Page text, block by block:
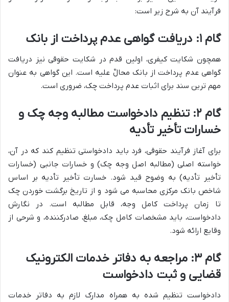
فرآیند آن به شرح زیر است:
گام ۱: دریافت گواهی عدم پرداخت از بانک
همچون شکایت کیفری، اولین قدم در شکایت حقوقی نیز دریافت
گواهی عدم پرداخت از بانک محالٌ علیه است. این گواهی به عنوان
مهم ترین سند برای اثبات عدم پرداخت چک، ضروری است.
گام ۲: تنظیم دادخواست مطالبه وجه چک و
خسارات تأخیر تأدیه
برای آغاز فرآیند حقوقی، فرد باید دادخواستی تنظیم کند که در آن،
خواسته اصلی (مطالبه اصل وجه چک) و خسارات جانبی (خسارات
تأخیر تأدیه) به وضوح قید شود. خسارت تأخیر تأدیه بر اساس
شاخص بانک مرکزی محاسبه می شود و از تاریخ برگشت خوردن چک
تا زمان پرداخت کامل وجه، قابل مطالبه است. در نگارش
دادخواست، باید مشخصات کامل چک، مبلغ، صادرکننده، و شرحی از
وقایع ارائه شود.
گام ۳: مراجعه به دفاتر خدمات الکترونیک
قضایی و ثبت دادخواست
دادخواست تنظیم شده به همراه مدارک لازم به دفاتر خدمات